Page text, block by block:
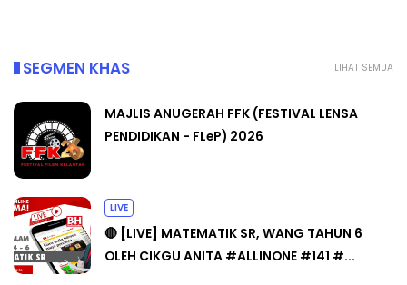
LIHAT SEMUA
SEGMEN KHAS
MAJLIS ANUGERAH FFK (FESTIVAL LENSA
PENDIDIKAN - FLeP) 2026
LIVE
🔴 [LIVE] MATEMATIK SR, WANG TAHUN 6
OLEH CIKGU ANITA #ALLINONE #141 #...